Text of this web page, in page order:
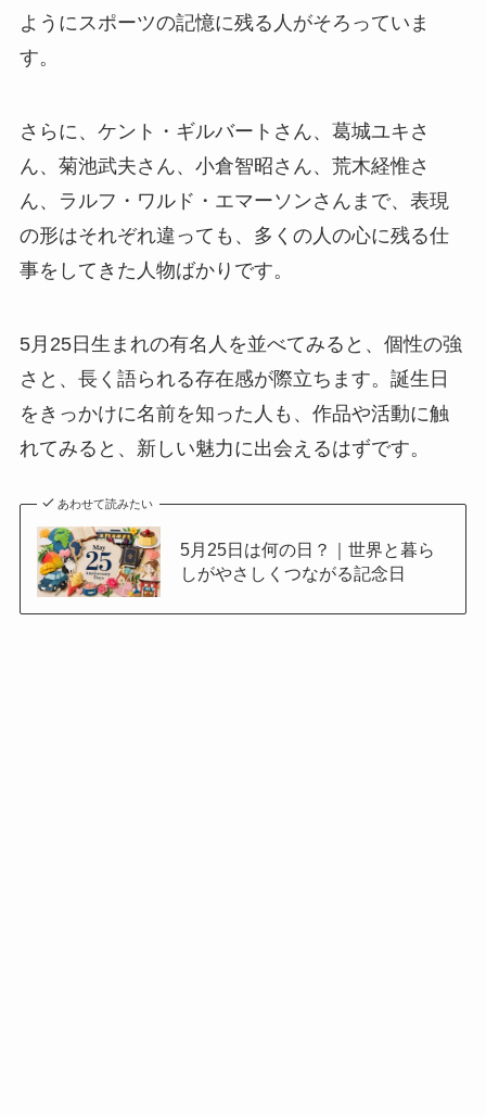
ようにスポーツの記憶に残る人がそろっていま
す。
さらに、ケント・ギルバートさん、葛城ユキさ
ん、菊池武夫さん、小倉智昭さん、荒木経惟さ
ん、ラルフ・ワルド・エマーソンさんまで、表現
の形はそれぞれ違っても、多くの人の心に残る仕
事をしてきた人物ばかりです。
5月25日生まれの有名人を並べてみると、個性の強
さと、長く語られる存在感が際立ちます。誕生日
をきっかけに名前を知った人も、作品や活動に触
れてみると、新しい魅力に出会えるはずです。
あわせて読みたい
5月25日は何の日？｜世界と暮ら
しがやさしくつながる記念日